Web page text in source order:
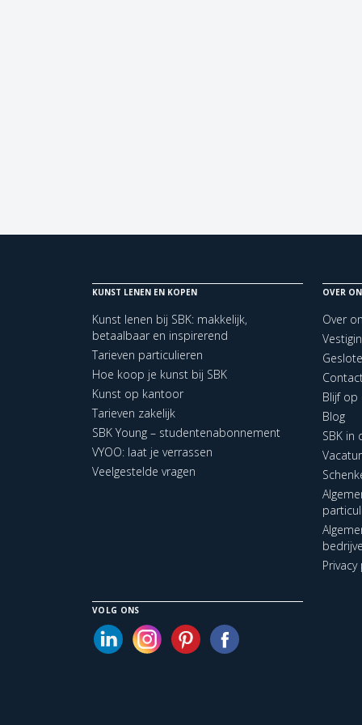
KUNST LENEN EN KOPEN
Kunst lenen bij SBK: makkelijk,
betaalbaar en inspirerend
Tarieven particulieren
Hoe koop je kunst bij SBK
Kunst op kantoor
Tarieven zakelijk
SBK Young – studentenabonnement
VYOO: laat je verrassen
Veelgestelde vragen
OVER
Over
Blijf op
Blog
SBK in
VOLG ONS